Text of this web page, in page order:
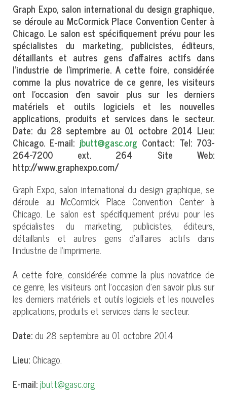
Graph Expo, salon international du design graphique,
se déroule au McCormick Place Convention Center à
Chicago. Le salon est spécifiquement prévu pour les
spécialistes du marketing, publicistes, éditeurs,
détaillants et autres gens d'affaires actifs dans
l'industrie de l'imprimerie. A cette foire, considérée
comme la plus novatrice de ce genre, les visiteurs
ont l'occasion d'en savoir plus sur les derniers
matériels et outils logiciels et les nouvelles
applications, produits et services dans le secteur.
Date: du 28 septembre au 01 octobre 2014 Lieu:
Chicago. E-mail: jbutt@gasc.org Contact: Tel: 703-
264-7200 ext. 264 Site Web:
http://www.graphexpo.com/
Graph Expo, salon international du design graphique, se
déroule au McCormick Place Convention Center à
Chicago. Le salon est spécifiquement prévu pour les
spécialistes du marketing, publicistes, éditeurs,
détaillants et autres gens d'affaires actifs dans
l'industrie de l'imprimerie.
A cette foire, considérée comme la plus novatrice de
ce genre, les visiteurs ont l'occasion d'en savoir plus sur
les derniers matériels et outils logiciels et les nouvelles
applications, produits et services dans le secteur.
Date:du 28 septembre au 01 octobre 2014
Lieu:Chicago.
E-mail:jbutt@gasc.org